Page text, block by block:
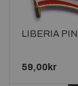
LIBERIA PIN
59,00kr